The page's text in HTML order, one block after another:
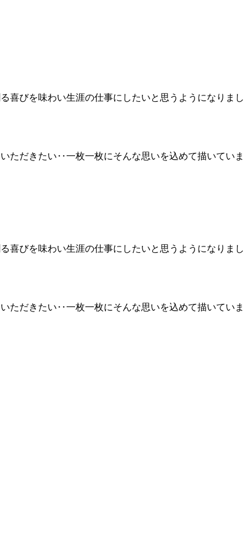
喜びを味わい生涯の仕事にしたいと思うようになりまし
ただきたい‥一枚一枚にそんな思いを込めて描いていま
喜びを味わい生涯の仕事にしたいと思うようになりまし
ただきたい‥一枚一枚にそんな思いを込めて描いていま